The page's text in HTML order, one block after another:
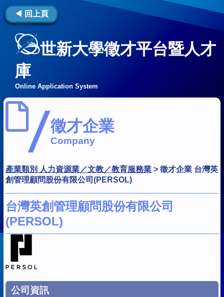
◀ 回上頁
世新大學徵才平台暨人才
庫
Online Application System
徵才企業
Company
產業類別 人力資源業／文教／教育服務業 >徵才企業 台灣英
創管理顧問股份有限公司(PERSOL)
台灣英創管理顧問股份有限公司
(PERSOL)
公司資訊